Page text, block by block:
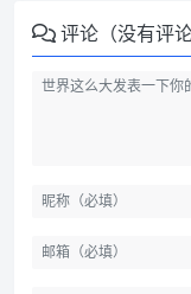
评论（没有评论